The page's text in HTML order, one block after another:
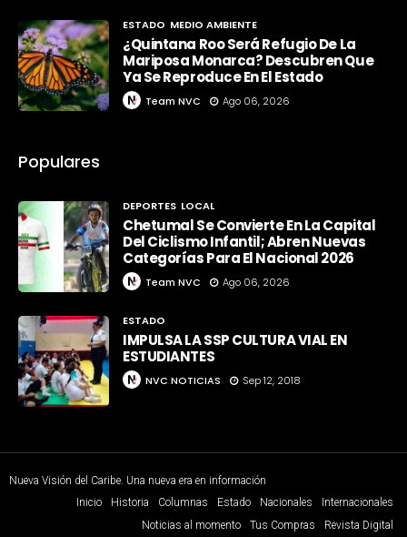
ESTADO MEDIO AMBIENTE
¿Quintana Roo Será Refugio De La
Mariposa Monarca? Descubren Que
Ya Se Reproduce En El Estado
Team NVC Ago 06, 2026
Populares
DEPORTES LOCAL
Chetumal Se Convierte En La Capital
Del Ciclismo Infantil; Abren Nuevas
Categorías Para El Nacional 2026
Team NVC Ago 06, 2026
ESTADO
IMPULSA LA SSP CULTURA VIAL EN
ESTUDIANTES
NVC NOTICIAS Sep 12, 2018
Nueva Visión del Caribe. Una nueva era en información
Inicio
Historia Columnas Estado Nacionales
Internacionales
Noticias al momento
Tus Compras Revista Digital